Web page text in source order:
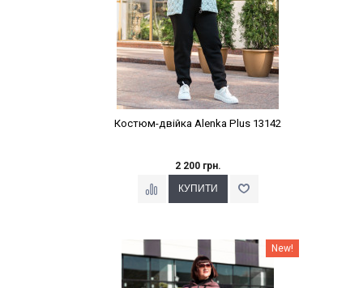
Костюм-двійка Alenka Plus 13142
2 200 грн.
Наклейки Варіант з % New!